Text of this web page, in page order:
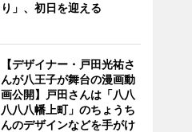
り」、初日を迎える
【デザイナー・戸田光祐さ
んが八王子が舞台の漫画動
画公開】戸田さんは「八八
八八八幡上町」のちょうち
んのデザインなどを手がけ